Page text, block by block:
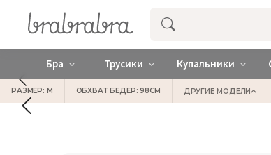
Купить нижнее женское
Бра Трусики Купальники
РАЗМЕР: M ОБХВАТ БЕДЕР: 98СМ ДРУГИЕ МОДЕЛИ